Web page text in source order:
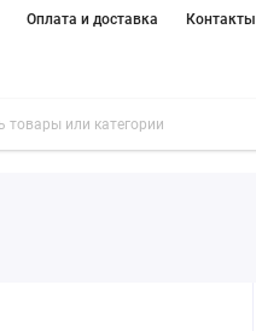
Оплата и доставка Контакты